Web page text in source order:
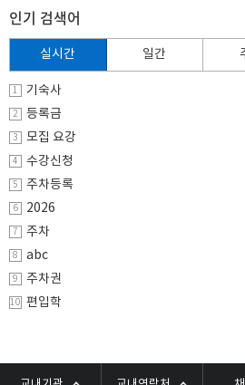
인기 검색어
실시간 일간
1 기숙사
2 등록금
3 모집 요강
4 수강신청
5 주차등록
6 2026
7 주차
8 abc
9 주차권
10 편입학